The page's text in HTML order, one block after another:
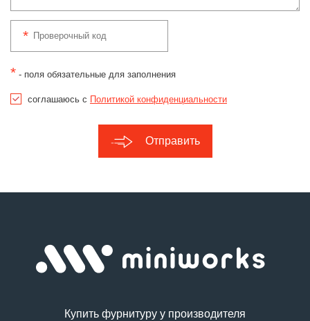
* - поля обязательные для заполнения
соглашаюсь с Политикой конфиденциальности
Отправить
Купить фурнитуру у производителя